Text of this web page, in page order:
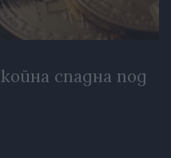
спадна под